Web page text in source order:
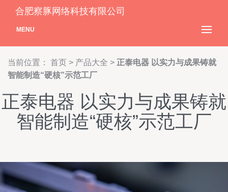
合肥察豚网络科技有限公司
MENU
当前位置： 首页 > 产品大全 > 正泰电器 以实力与成果铸就
智能制造“硬核”示范工厂
正泰电器 以实力与成果铸就
智能制造“硬核”示范工厂